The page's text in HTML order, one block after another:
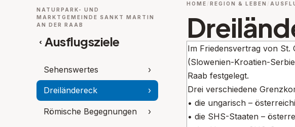
NATURPARK- UND
MARKTGEMEINDE SANKT MARTIN
AN DER RAAB
‹ Ausflugsziele
Sehenswertes ›
Dreiländereck ›
Römische Begegnungen ›
HOME REGION & LEBEN
Im Friedensvertrag von
(Slowenien-Kroatien-
Raab festgelegt.
Drei verschiedene
• die ungarisch –
• die SHS-Staaten –